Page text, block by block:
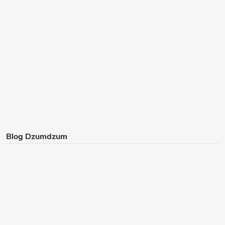
Blog Dzumdzum